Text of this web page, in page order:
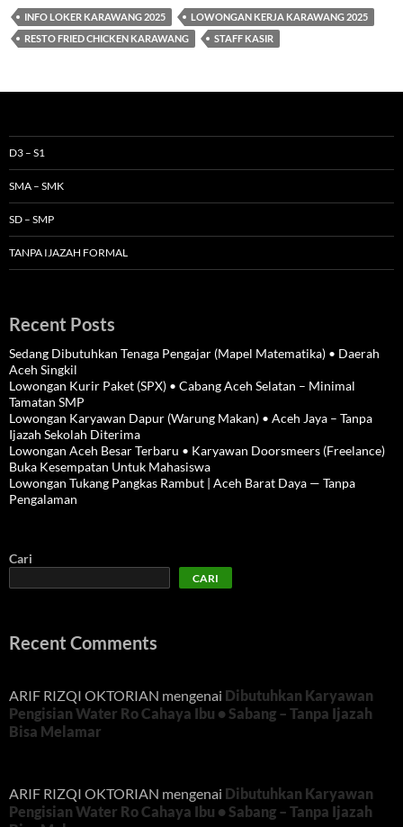
INFO LOKER KARAWANG 2025
LOWONGAN KERJA KARAWANG 2025
RESTO FRIED CHICKEN KARAWANG
STAFF KASIR
D3 – S1
SMA – SMK
SD – SMP
TANPA IJAZAH FORMAL
Recent Posts
Sedang Dibutuhkan Tenaga Pengajar (Mapel Matematika) • Daerah
Aceh Singkil
Lowongan Kurir Paket (SPX) • Cabang Aceh Selatan – Minimal
Tamatan SMP
Lowongan Karyawan Dapur (Warung Makan) • Aceh Jaya – Tanpa
Ijazah Sekolah Diterima
Lowongan Aceh Besar Terbaru • Karyawan Doorsmeers (Freelance)
Buka Kesempatan Untuk Mahasiswa
Lowongan Tukang Pangkas Rambut | Aceh Barat Daya — Tanpa
Pengalaman
Cari
CARI
Recent Comments
ARIF RIZQI OKTORIAN mengenai Dibutuhkan Karyawan
Pengisian Water Ro Cahaya Ibu • Sabang – Tanpa Ijazah
Bisa Melamar
ARIF RIZQI OKTORIAN mengenai Dibutuhkan Karyawan
Pengisian Water Ro Cahaya Ibu • Sabang – Tanpa Ijazah